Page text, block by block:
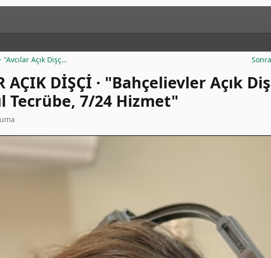
"Avcılar Açık Dişç…
AÇIK DİŞÇİ · "Bahçelievler Açık
Tecrübe, 7/24 Hizmet"